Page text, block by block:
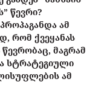
წევრი?
ამ
რომ ქვეყანას
მაგრამ
სტრატეგიული
ამ